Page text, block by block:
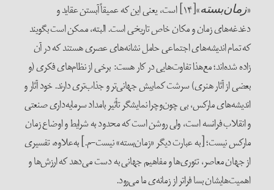
زما‌ن‌بسته
»[۱۴] است، یعنی این که عمیقاً آبستن عقاید و
دغدغه‌های زمان و مکان خاص تاریخی است. البته، ممکن است بگویند
که تمام اندیشه‌های اجتماعی حامل نشانه‌های عصری هستند که در آن
زاده شده‌اند؛ مع‌هذا تفاوت‌هایی در کار هست: برخی از نظام‌های فکری (و
بعضی از آثار هنری) سرشت کمابیش جهانی‌تر و جذاب‌تری دارند. خود آثار و
اندیشه‌های مارکس، بی چون‌وچرا نمایشگر تأثیر بامداد سرمایه‌داری صنعتی
و انقلاب فرانسه است، ولی روشن است که محدود به شرایط و اوضاع زمان
مارکس نیست؛ [به عبارت دیگر «زمان‌بسته» نیست-م.] به‌علاوه، تفسیری
از جهان معاصر، تئوری‌ها و مفاهیم جهانی به دست می‌دهد که ‌ارزش‌ها و
اهمیت‌هایشان ‌بسا فراتر از زمانه‌ی ما می‌رود.